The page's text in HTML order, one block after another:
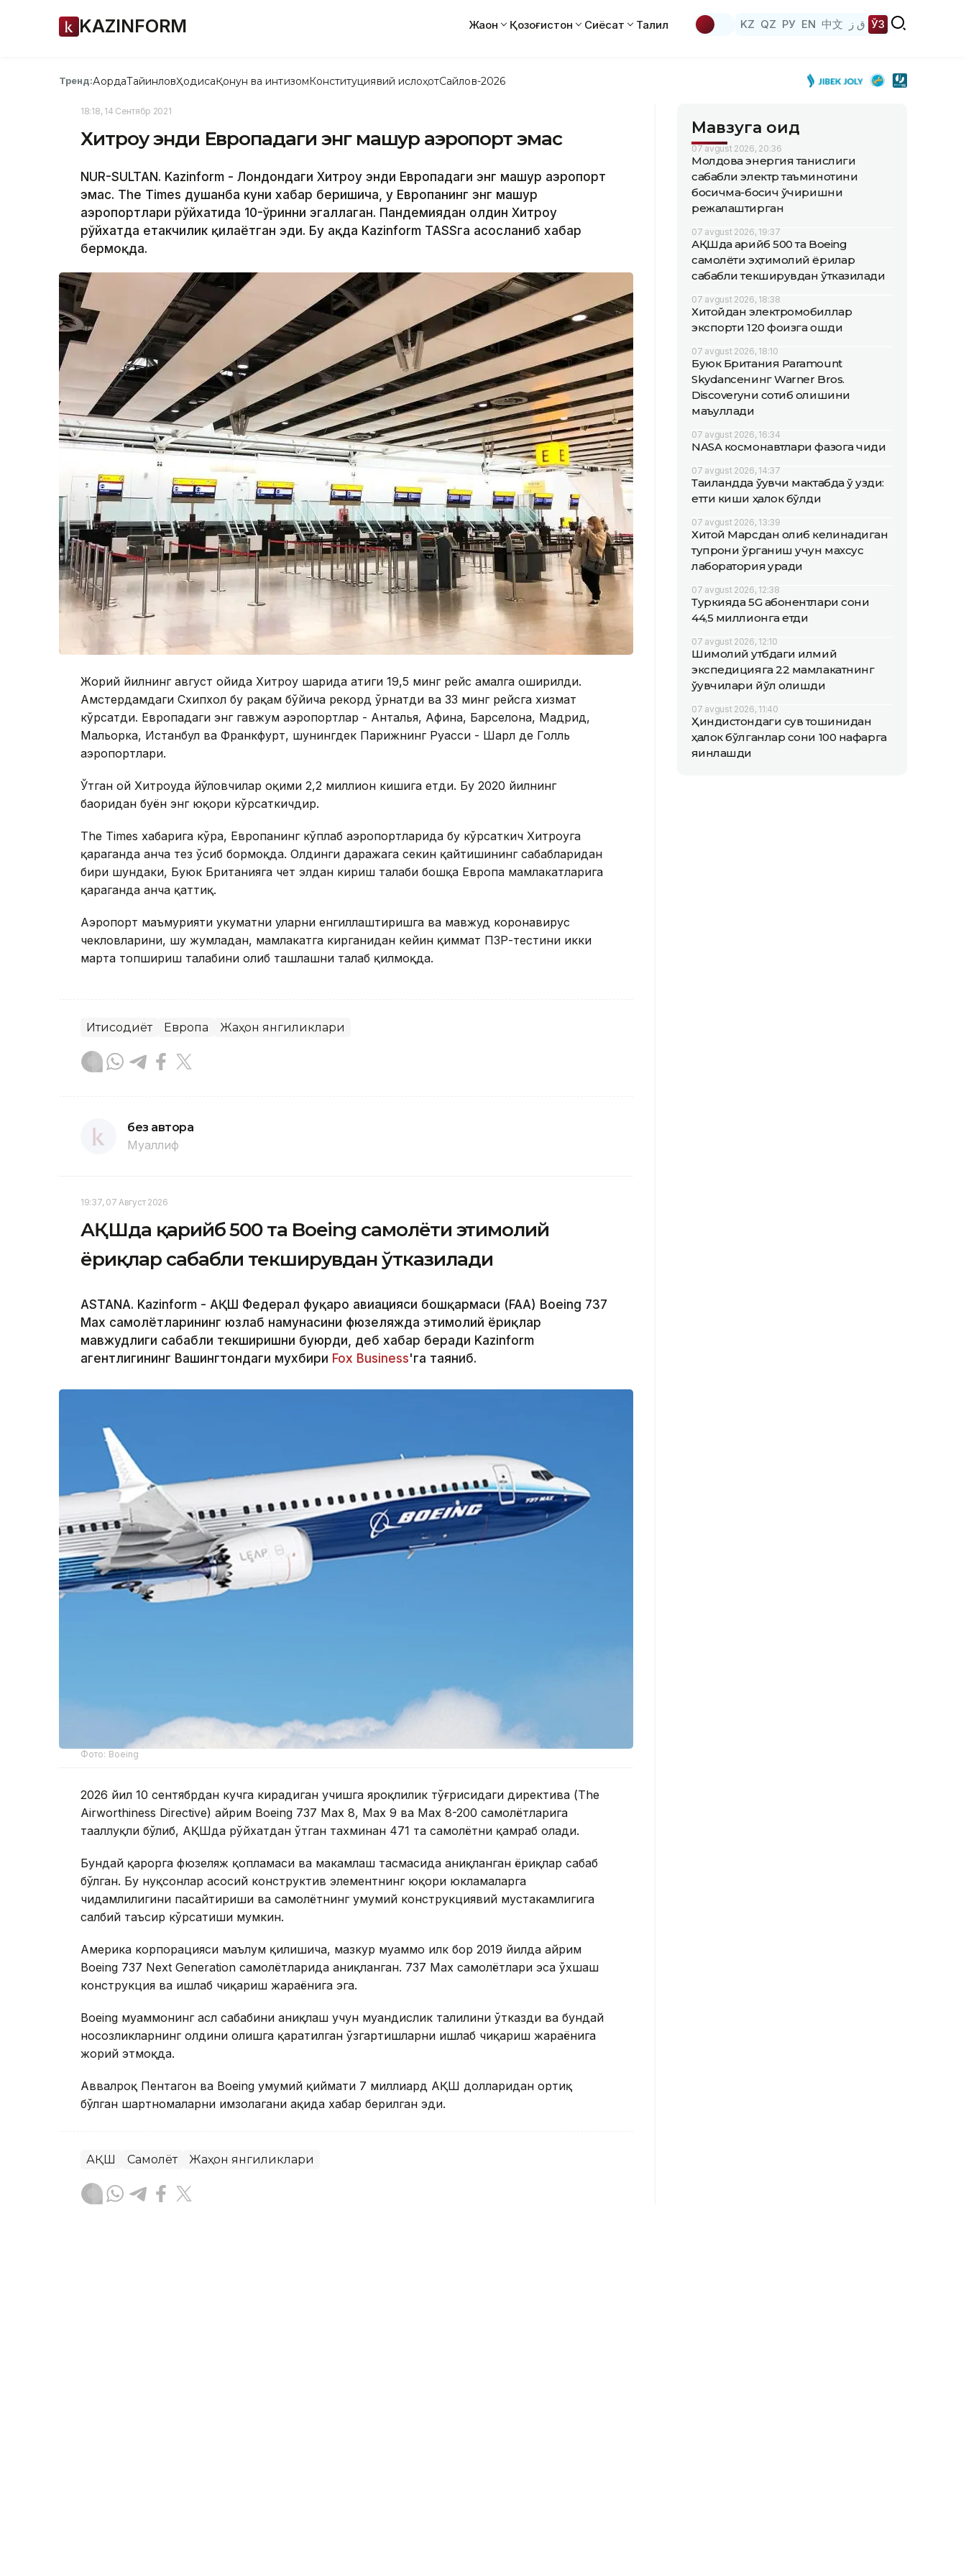
KAZINFORM Жаҳон Қозоғистон Сиёсат Таҳлил KZ QZ РУ EN 中文 ق ز ЎЗ
Тренд:АқордаТайинловҲодисаҚонун ва интизомКонституциявий ислоҳотСайлов-2026
18:18, 14 Сентябр 2021
Хитроу энди Европадаги энг машҳур аэропорт эмас
NUR-SULTAN. Kazinform - Лондондаги Хитроу энди Европадаги энг машҳур аэропорт
эмас. Тhe Times душанба куни хабар беришича, у Европанинг энг машҳур
аэропортлари рўйхатида 10-ўринни эгаллаган. Пандемиядан олдин Хитроу
рўйхатда етакчилик қилаётган эди. Бу ҳақда Kazinform TASSга асосланиб хабар
бермоқда.
Жорий йилнинг август ойида Хитроу шаҳрида атиги 19,5 минг рейс амалга оширилди.
Aмстердамдаги Схипхол бу рақам бўйича рекорд ўрнатди ва 33 минг рейсга хизмат
кўрсатди. Европадаги энг гавжум аэропортлар - Aнталья, Aфина, Барселона, ​​Мадрид,
Мальорка, Истанбул ва Франкфурт, шунингдек Парижнинг Руасси - Шарл де Голль
аэропортлари.
Ўтган ой Хитроуда йўловчилар оқими 2,2 миллион кишига етди. Бу 2020 йилнинг
баҳоридан буён энг юқори кўрсаткичдир.
Тhе Times хабарига кўра, Европанинг кўплаб аэропортларида бу кўрсаткич Хитроуга
қараганда анча тез ўсиб бормоқда. Олдинги даражага секин қайтишининг сабабларидан
бири шундаки, Буюк Британияга чет элдан кириш талаби бошқа Европа мамлакатларига
қараганда анча қаттиқ.
Aэропорт маъмурияти ҳукуматни уларни енгиллаштиришга ва мавжуд коронавирус
чекловларини, шу жумладан, мамлакатга кирганидан кейин қиммат ПЗР-тестини икки
марта топшириш талабини олиб ташлашни талаб қилмоқда.
Иқтисодиёт Европа Жаҳон янгиликлари
без автора
Муаллиф
19:37, 07 Август 2026
АҚШда қарийб 500 та Boeing самолёти эҳтимолий
ёриқлар сабабли текширувдан ўтказилади
ASTANA. Kazinform - АҚШ Федерал фуқаро авиацияси бошқармаси (FAA) Boeing 737
Max самолётларининг юзлаб намунасини фюзеляжда эҳтимолий ёриқлар
мавжудлиги сабабли текширишни буюрди, деб хабар беради Kazinform
агентлигининг Вашингтондаги мухбири Fox Business'га таяниб.
Фото: Boeing
2026 йил 10 сентябрдан кучга кирадиган учишга яроқлилик тўғрисидаги директива (The
Airworthiness Directive) айрим Boeing 737 Max 8, Max 9 ва Max 8-200 самолётларига
тааллуқли бўлиб, АҚШда рўйхатдан ўтган тахминан 471 та самолётни қамраб олади.
Бундай қарорга фюзеляж қопламаси ва маҳкамлаш тасмасида аниқланган ёриқлар сабаб
бўлган. Бу нуқсонлар асосий конструктив элементнинг юқори юкламаларга
чидамлилигини пасайтириши ва самолётнинг умумий конструкциявий мустаҳкамлигига
салбий таъсир кўрсатиши мумкин.
Америка корпорацияси маълум қилишича, мазкур муаммо илк бор 2019 йилда айрим
Boeing 737 Next Generation самолётларида аниқланган. 737 Max самолётлари эса ўхшаш
конструкция ва ишлаб чиқариш жараёнига эга.
Boeing муаммонинг асл сабабини аниқлаш учун муҳандислик таҳлилини ўтказди ва бундай
носозликларнинг олдини олишга қаратилган ўзгартишларни ишлаб чиқариш жараёнига
жорий этмоқда.
Аввалроқ Пентагон ва Boeing умумий қиймати 7 миллиард АҚШ долларидан ортиқ
бўлган шартномаларни имзолагани ҳақида хабар берилган эди.
АҚШ Самолёт Жаҳон янгиликлари
Мавзуга оид
07 avgust 2026, 20:36
Молдова энергия танқислиги
сабабли электр таъминотини
босқичма-босқич ўчиришни
режалаштирган
07 avgust 2026, 19:37
АҚШда қарийб 500 та Boeing
самолёти эҳтимолий ёриқлар
сабабли текширувдан ўтказилади
07 avgust 2026, 18:38
Хитойдан электромобиллар
экспорти 120 фоизга ошди
07 avgust 2026, 18:10
Буюк Британия Paramount
Skydanceнинг Warner Bros.
Discoveryни сотиб олишини
маъқуллади
07 avgust 2026, 16:34
NASA космонавтлари фазога чиқди
07 avgust 2026, 14:37
Таиландда ўқувчи мактабда ўқ узди:
етти киши ҳалок бўлди
07 avgust 2026, 13:39
Хитой Марсдан олиб келинадиган
тупроқни ўрганиш учун махсус
лаборатория қуради
07 avgust 2026, 12:38
Туркияда 5G абонентлари сони
44,5 миллионга етди
07 avgust 2026, 12:10
Шимолий қутбдаги илмий
экспедицияга 22 мамлакатнинг
ўқувчилари йўл олишди
07 avgust 2026, 11:40
Ҳиндистондаги сув тошқинидан
ҳалок бўлганлар сони 100 нафарга
яқинлашди